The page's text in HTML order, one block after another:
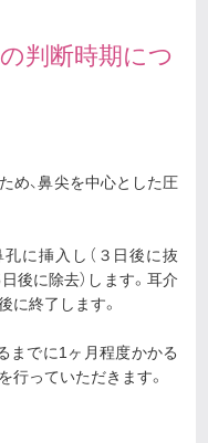
判断時期につ
め、鼻尖を中心とした圧
に挿入し（３日後に抜
後に除去）します。耳介
に終了します。
までに1ヶ月程度かかる
行っていただきます。